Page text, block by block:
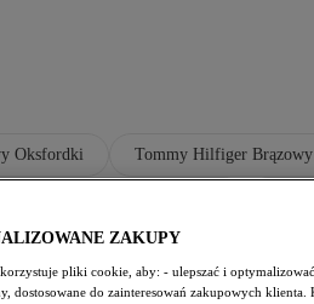
Oksfordki Tommy Hilfiger
Kozaki Tommy Hilfiger
Niebieski Okulary Przeciwsłoneczne
ZAKUPY
pliki cookie, aby: - ulepszać i
dostosowane do zainteresowań zakupowych